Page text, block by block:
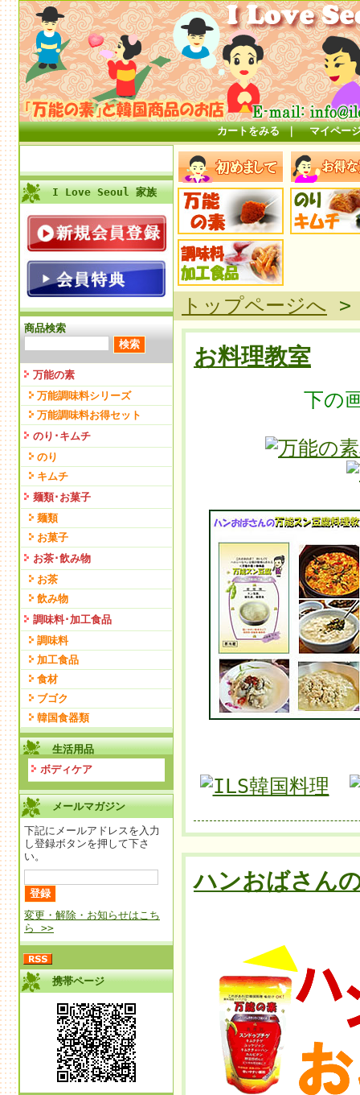
カートをみる｜ マイペー
I Love Seoul 家族
商品検索
万能の素
万能調味料シリーズ
万能調味料お得セット
のり･キムチ
のり
キムチ
麺類･お菓子
麺類
お菓子
お茶･飲み物
お茶
飲み物
調味料･加工食品
調味料
加工食品
食材
ブゴク
韓国食器類
生活用品
ボディケア
メールマガジン
下記にメールアドレスを入力
し登録ボタンを押して下さ
い。
変更・解除・お知らせはこち
ら >>
携帯ページ
トップページへ
お料理教室
下の
ハンおばさん